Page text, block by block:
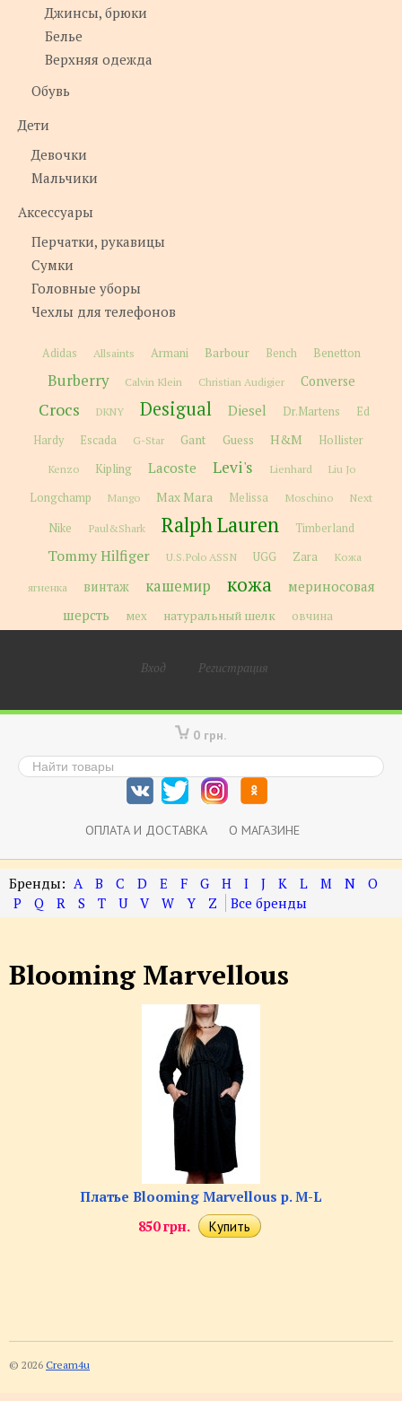
Джинсы, брюки
Белье
Верхняя одежда
Обувь
Дети
Девочки
Мальчики
Аксессуары
Перчатки, рукавицы
Сумки
Головные уборы
Чехлы для телефонов
Adidas Allsaints Armani Barbour Bench Benetton
Burberry Calvin Klein Christian Audigier Converse
Crocs DKNY Desigual Diesel Dr.Martens
Ed
Hardy
Escada G-Star Gant Guess H&M Hollister
Kenzo Kipling Lacoste Levi's Lienhard Liu Jo
Longchamp Mango Max Mara Melissa Moschino
Next
Nike
Paul&Shark Ralph Lauren Timberland
Tommy Hilfiger U.S.Polo ASSN UGG Zara
Кожа
ягненка
винтаж кашемир кожа
мериносовая
шерсть
мех натуральный шелк овчина
Вход Регистрация
0 грн.
ОПЛАТА И ДОСТАВКА О МАГАЗИНЕ
A B C D E F G H I J K L M N
O
P
Q R S T U V W Y Z
Blooming Marvellous
Платье Blooming Marvellous р. M-L
850 грн.
© 2026 Cream4u